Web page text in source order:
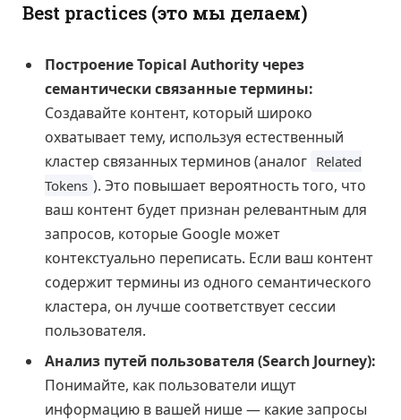
Best practices (это мы делаем)
Построение Topical Authority через
семантически связанные термины:
Создавайте контент, который широко
охватывает тему, используя естественный
кластер связанных терминов (аналог Related
Tokens ). Это повышает вероятность того, что
ваш контент будет признан релевантным для
запросов, которые Google может
контекстуально переписать. Если ваш контент
содержит термины из одного семантического
кластера, он лучше соответствует сессии
пользователя.
Анализ путей пользователя (Search Journey):
Понимайте, как пользователи ищут
информацию в вашей нише — какие запросы